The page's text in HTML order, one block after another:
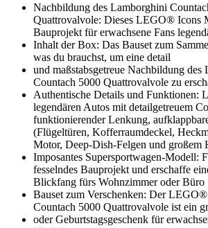
Nachbildung des Lamborghini
Quattrovalvole: Dieses LEGO® Icons
Bauprojekt für erwachsene Fans
Inhalt der Box: Das Bauset zum
was du brauchst, um eine detail
und maßstabsgetreue Nachbildung des
Countach 5000 Quattrovalvole zu
Authentische Details und Funktionen:
legendären Autos mit detailgetreuem
funktionierender Lenkung,
(Flügeltüren, Kofferraumdeckel,
Motor, Deep-Dish-Felgen und großem
Imposantes Supersportwagen-Modell:
fesselndes Bauprojekt und erschaffe
Blickfang fürs Wohnzimmer oder Büro
Bauset zum Verschenken: Der
Countach 5000 Quattrovalvole ist ein
oder Geburtstagsgeschenk für